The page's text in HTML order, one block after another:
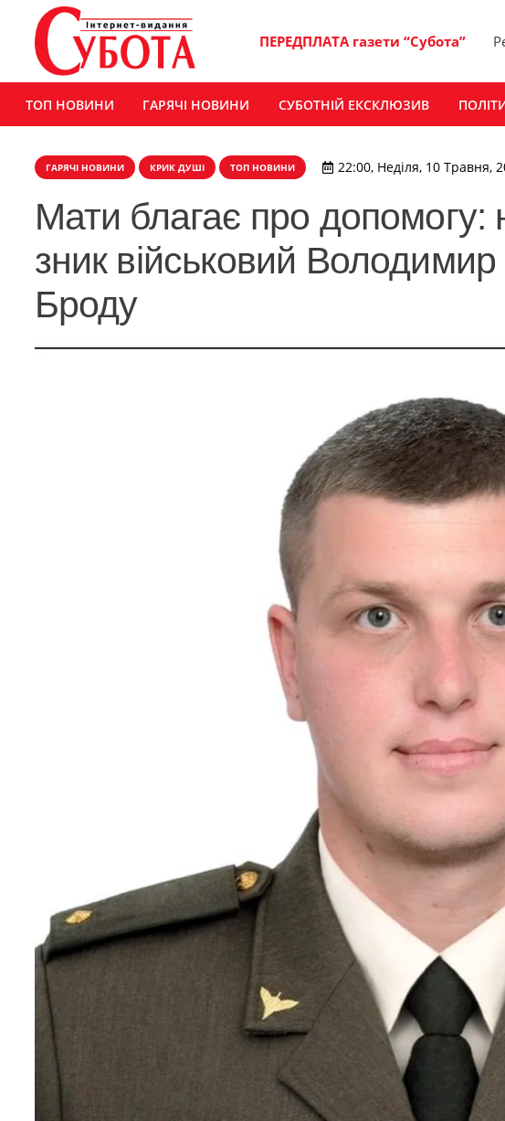
ПЕРЕДПЛАТА газети “Субота”
ТОП НОВИНИ ГАРЯЧІ НОВИНИ СУБОТНІЙ ЕКСКЛЮЗИВ
ГАРЯЧІ НОВИНИ КРИК ДУШІ ТОП НОВИНИ 22:00, Неділя, 10 Травня,
Мати благає про допомогу:
зник військовий
Броду